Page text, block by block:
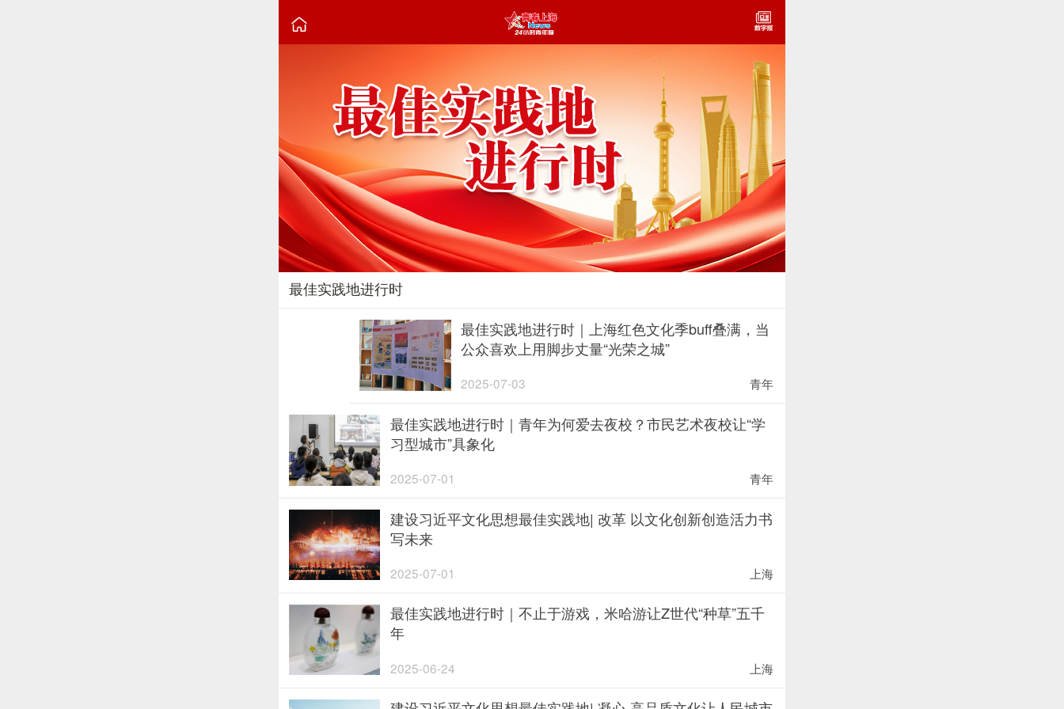

最佳实践地进行时
2025-06-23
最佳实践地进行时｜上海红色文化季buff叠满，当
公众喜欢上用脚步丈量“光荣之城”
2025-07-03 青年
最佳实践地进行时｜青年为何爱去夜校？市民艺术夜校让“学
习型城市”具象化
2025-07-01 青年
建设习近平文化思想最佳实践地| 改革 以文化创新创造活力书
写未来
2025-07-01 上海
最佳实践地进行时｜不止于游戏，米哈游让Z世代“种草”五千
年
2025-06-24 上海